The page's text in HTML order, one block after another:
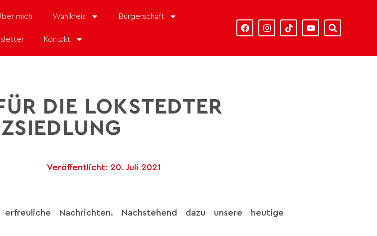
mich Wahlkreis Bürgerschaft
Kontakt
DIE LOKSTEDTER
Veröffentlicht: 20. Juli 2021
Nachrichten. Nachstehend dazu unsere heutige